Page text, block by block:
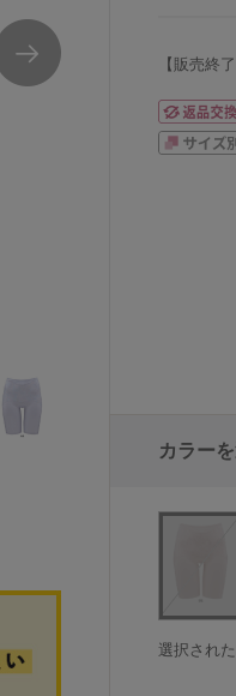
ワコールおなかフラッ
【販売終
カラー
選択され